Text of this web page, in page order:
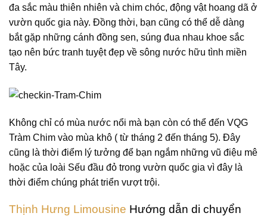
đa sắc màu thiên nhiên và chim chóc, động vật hoang dã ở
vườn quốc gia này. Đồng thời, bạn cũng có thể dễ dàng
bắt gặp những cánh đồng sen, súng đua nhau khoe sắc
tạo nên bức tranh tuyệt đẹp về sông nước hữu tình miền
Tây.
Không chỉ có mùa nước nổi mà bạn còn có thể đến VQG
Tràm Chim vào mùa khô ( từ tháng 2 đến tháng 5). Đây
cũng là thời điểm lý tưởng để bạn ngắm những vũ điệu mê
hoặc của loài Sếu đầu đỏ trong vườn quốc gia vì đây là
thời điểm chúng phát triển vượt trội.
Thịnh Hưng Limousine Hướng dẫn di chuyển